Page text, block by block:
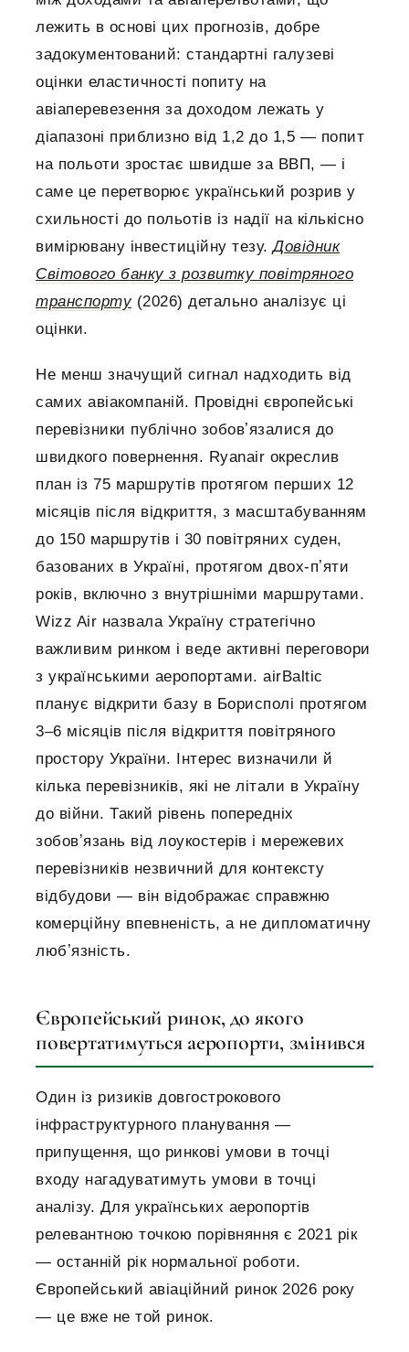
лежить в основі цих прогнозів, добре
задокументований: стандартні галузеві
оцінки еластичності попиту на
авіаперевезення за доходом лежать у
діапазоні приблизно від 1,2 до 1,5 — попит
на польоти зростає швидше за ВВП, — і
саме це перетворює український розрив у
схильності до польотів із надії на кількісно
вимірювану інвестиційну тезу.Довідник
Світового банку з розвитку повітряного
транспорту(2026) детально аналізує ці
оцінки.
Не менш значущий сигнал надходить від
самих авіакомпаній. Провідні європейські
перевізники публічно зобовʼязалися до
швидкого повернення. Ryanair окреслив
план із 75 маршрутів протягом перших 12
місяців після відкриття, з масштабуванням
до 150 маршрутів і 30 повітряних суден,
базованих в Україні, протягом двох-пʼяти
років, включно з внутрішніми маршрутами.
Wizz Air назвала Україну стратегічно
важливим ринком і веде активні переговори
з українськими аеропортами. airBaltic
планує відкрити базу в Борисполі протягом
3–6 місяців після відкриття повітряного
простору України. Інтерес визначили й
кілька перевізників, які не літали в Україну
до війни. Такий рівень попередніх
зобовʼязань від лоукостерів і мережевих
перевізників незвичний для контексту
відбудови — він відображає справжню
комерційну впевненість, а не дипломатичну
любʼязність.
Європейський ринок, до якого
повертатимуться аеропорти, змінився
Один із ризиків довгострокового
інфраструктурного планування —
припущення, що ринкові умови в точці
входу нагадуватимуть умови в точці
аналізу. Для українських аеропортів
релевантною точкою порівняння є 2021 рік
— останній рік нормальної роботи.
Європейський авіаційний ринок 2026 року
— це вже не той ринок.